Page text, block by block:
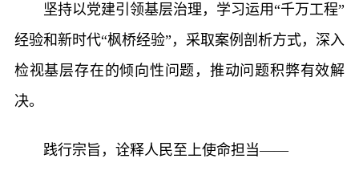
坚持以党建引领基层治理，学习运用“千万工程”
经验和新时代“枫桥经验”，采取案例剖析方式，深入
检视基层存在的倾向性问题，推动问题积弊有效解
决。
践行宗旨，诠释人民至上使命担当——